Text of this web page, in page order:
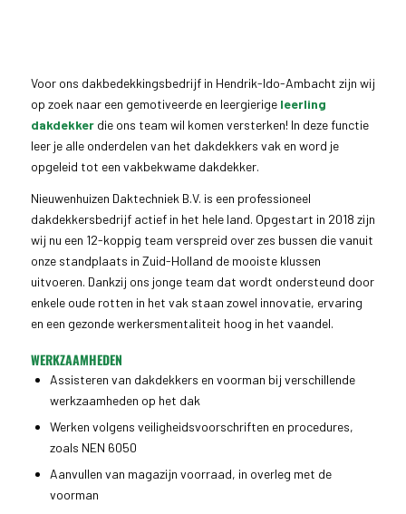
Voor ons dakbedekkingsbedrijf in Hendrik-Ido-Ambacht zijn wij
op zoek naar een gemotiveerde en leergierige leerling
dakdekkerdie ons team wil komen versterken! In deze functie
leer je alle onderdelen van het dakdekkers vak en word je
opgeleid tot een vakbekwame dakdekker.
Nieuwenhuizen Daktechniek B.V. is een professioneel
dakdekkersbedrijf actief in het hele land. Opgestart in 2018 zijn
wij nu een 12-koppig team verspreid over zes bussen die vanuit
onze standplaats in Zuid-Holland de mooiste klussen
uitvoeren. Dankzij ons jonge team dat wordt ondersteund door
enkele oude rotten in het vak staan zowel innovatie, ervaring
en een gezonde werkersmentaliteit hoog in het vaandel.
WERKZAAMHEDEN
Assisteren van dakdekkers en voorman bij verschillende
werkzaamheden op het dak
Werken volgens veiligheidsvoorschriften en procedures,
zoals NEN 6050
Aanvullen van magazijn voorraad, in overleg met de
voorman